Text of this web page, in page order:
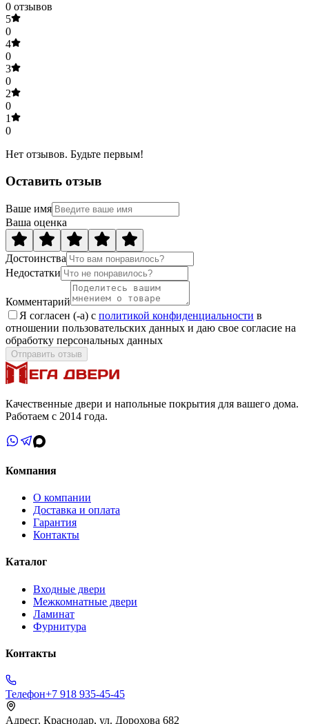
0 отзывов
5
0
4
0
3
0
2
0
1
0
Нет отзывов. Будьте первым!
Оставить отзыв
Ваше имя
Ваша оценка
Достоинства
Недостатки
Комментарий
Я согласен (-а) с политикой конфиденциальности в
отношении пользовательских данных и даю свое согласие на
обработку персональных данных
Отправить отзыв
Качественные двери и напольные покрытия для вашего дома.
Работаем с 2014 года.
Компания
О компании
Доставка и оплата
Гарантия
Контакты
Каталог
Входные двери
Межкомнатные двери
Ламинат
Фурнитура
Контакты
Телефон+7 918 935-45-45
Адресг. Краснодар, ул. Дорохова 682